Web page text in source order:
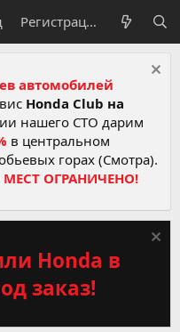
Регистрация
автомобилей
Honda Club на
нашего СТО дарим
в центральном
горах (Смотра).
ОГРАНИЧЕНО!
Honda в
заказ!